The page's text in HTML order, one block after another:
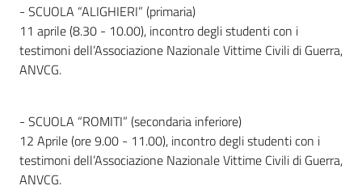
- SCUOLA “ALIGHIERI” (primaria)
11 aprile (8.30 - 10.00), incontro degli studenti con i
testimoni dell’Associazione Nazionale Vittime Civili di Guerra,
ANVCG.
- SCUOLA “ROMITI” (secondaria inferiore)
12 Aprile (ore 9.00 - 11.00), incontro degli studenti con i
testimoni dell’Associazione Nazionale Vittime Civili di Guerra,
ANVCG.